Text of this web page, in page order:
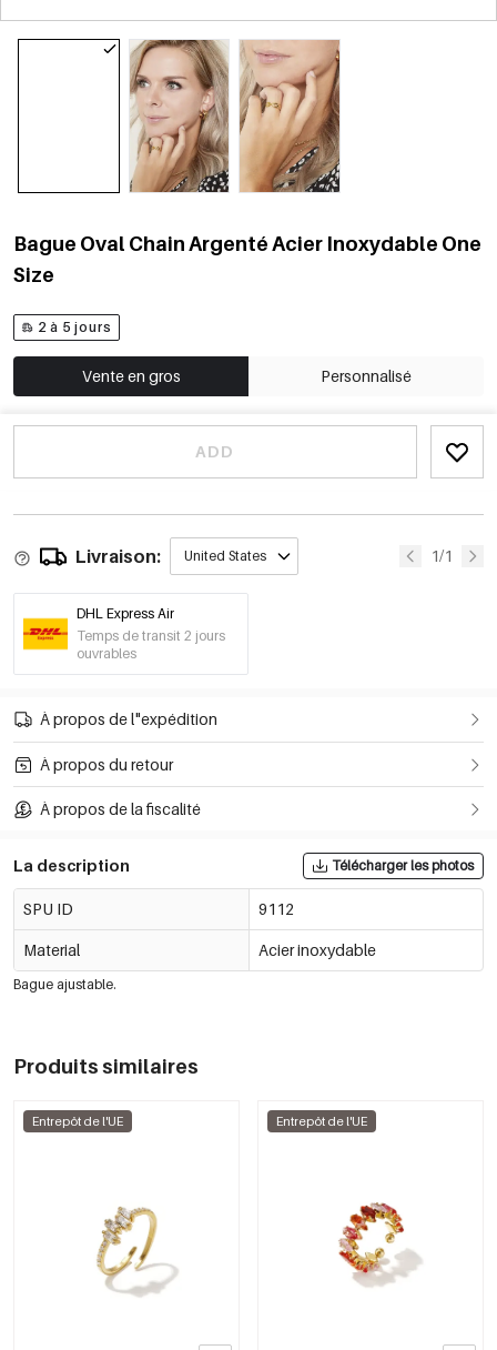
Bague Oval Chain Argenté Acier Inoxydable One
Size
2 à 5 jours
Vente en gros Personnalisé
ADD
Livraison: United States 1/1
DHL Express Air
Temps de transit 2 jours
ouvrables
À propos de l"expédition
À propos du retour
À propos de la fiscalité
La description Télécharger les photos
SPU ID 9112
Material Acier inoxydable
Bague ajustable.
Produits similaires
Entrepôt de l'UE Entrepôt de l'UE